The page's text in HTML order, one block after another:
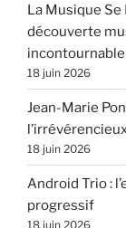
La Musique
découverte
incontournable
18 juin 2026
Jean-Marie
18 juin 2026
Android Trio :
progressif
18 juin 2026